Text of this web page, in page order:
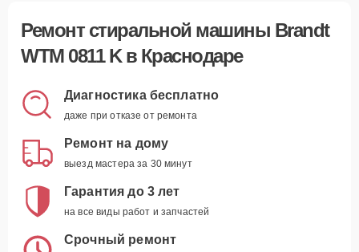
Ремонт стиральной машины Brandt
WTM 0811 Kв Краснодаре
Диагностика бесплатно
даже при отказе от ремонта
Ремонт на дому
выезд мастера за 30 минут
Гарантия до 3 лет
на все виды работ и запчастей
Срочный ремонт